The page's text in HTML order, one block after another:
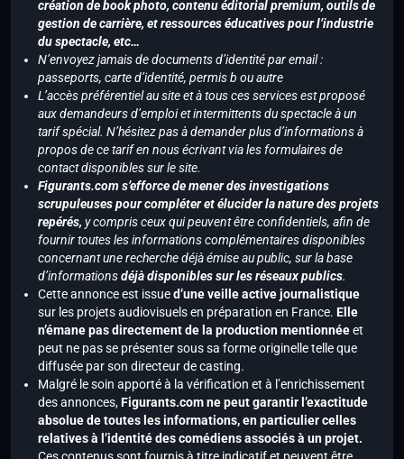
création de book photo, contenu éditorial premium, outils de
gestion de carrière, et ressources éducatives pour l’industrie
du spectacle, etc…
N’envoyez jamais de documents d’identité par email :
passeports, carte d’identité, permis b ou autre
L’accès préférentiel au site et à tous ces services est proposé
aux demandeurs d’emploi et intermittents du spectacle à un
tarif spécial. N’hésitez pas à demander plus d’informations à
propos de ce tarif en nous écrivant via les formulaires de
contact disponibles sur le site.
Figurants.com s’efforce de mener des investigations
scrupuleuses pour compléter et élucider la nature des projets
repérés, y compris ceux qui peuvent être confidentiels, afin de
fournir toutes les informations complémentaires disponibles
concernant une recherche déjà émise au public, sur la base
d’informationsdéjà disponibles sur les réseaux publics.
Cette annonce est issued’une veille active journalistique
sur les projets audiovisuels en préparation en France. Elle
n’émane pas directement de la production mentionnéeet
peut ne pas se présenter sous sa forme originelle telle que
diffusée par son directeur de casting.
Malgré le soin apporté à la vérification et à l’enrichissement
des annonces,Figurants.com ne peut garantir l’exactitude
absolue de toutes les informations, en particulier celles
relatives à l’identité des comédiens associés à un projet.